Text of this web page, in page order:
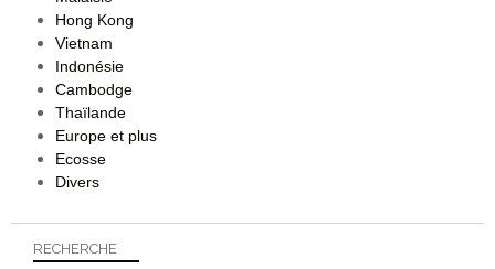
RECHERCHE
Hong Kong
Vietnam
Indonésie
Cambodge
Thaïlande
Europe et plus
Ecosse
Divers